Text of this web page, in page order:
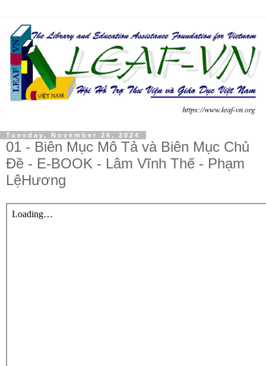
Tuesday, November 26, 2024
01 - Biên Mục Mô Tả và Biên Mục Chủ
Đề - E-BOOK - Lâm Vĩnh Thế - Phạm
LệHương